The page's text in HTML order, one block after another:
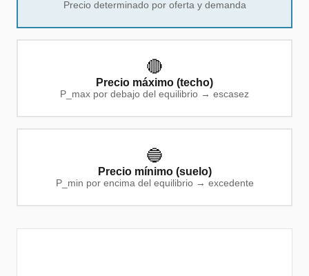
Precio determinado por oferta y demanda
🔴
Precio máximo (techo)
P_max por debajo del equilibrio → escasez
🔵
Precio mínimo (suelo)
P_min por encima del equilibrio → excedente